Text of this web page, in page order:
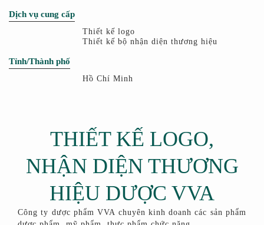
Dịch vụ cung cấp
Thiết kế logo
Thiết kế bộ nhận diện thương hiệu
Tỉnh/Thành phố
Hồ Chí Minh
THIẾT KẾ LOGO,
NHẬN DIỆN THƯƠNG
HIỆU DƯỢC VVA
Công ty dược phẩm VVA chuyên kinh doanh các sản phẩm